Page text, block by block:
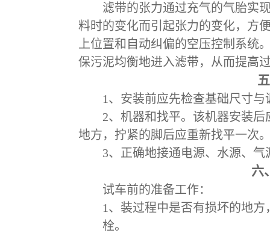
滤带的张力通过充气的气胎实
料时的变化而引起张力的变化，方
上位置和自动纠偏的空压控制系统
保污泥均衡地进入滤带，从而提高
1 、安装前应先检查基础尺寸
2、机器和找平。该机器安装
地方，拧紧的脚后应重新找平一次
3、正确地接通电源、水源、气
六
试车前的准备工作：
1 、装过程中是否有损坏的地
栓。